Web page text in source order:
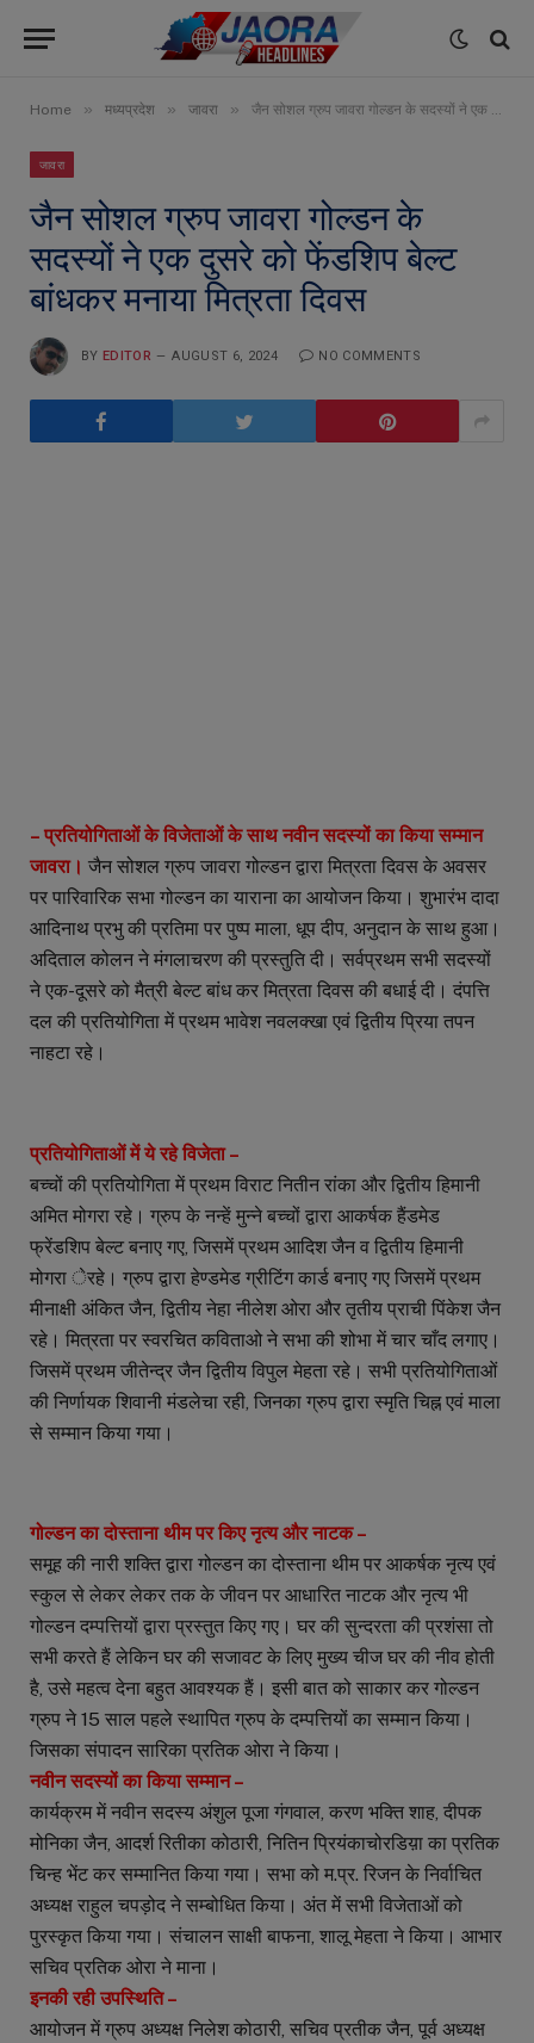
Home » मध्यप्रदेश » जावरा » जैन सोशल ग्रुप जावरा गोल्डन के सदस्यों ने एक दुसरे को फेंडशिप बेल्ट बांधकर मनाया मित्रता दिवस
जावरा
जैन सोशल ग्रुप जावरा गोल्डन के
सदस्यों ने एक दुसरे को फेंडशिप बेल्ट
बांधकर मनाया मित्रता दिवस
BY EDITOR AUGUST 6, 2024 NO COMMENTS
– प्रतियोगिताओं के विजेताओं के साथ नवीन सदस्यों का किया सम्मान
जावरा। जैन सोशल ग्रुप जावरा गोल्डन द्वारा मित्रता दिवस के अवसर
पर पारिवारिक सभा गोल्डन का याराना का आयोजन किया। शुभारंभ दादा
आदिनाथ प्रभु की प्रतिमा पर पुष्प माला, धूप दीप, अनुदान के साथ हुआ।
अदिताल कोलन ने मंगलाचरण की प्रस्तुति दी। सर्वप्रथम सभी सदस्यों
ने एक-दूसरे को मैत्री बेल्ट बांध कर मित्रता दिवस की बधाई दी। दंपत्ति
दल की प्रतियोगिता में प्रथम भावेश नवलक्खा एवं द्वितीय प्रिया तपन
नाहटा रहे।
प्रतियोगिताओं में ये रहे विजेता –
बच्चों की प्रतियोगिता में प्रथम विराट नितीन रांका और द्वितीय हिमानी
अमित मोगरा रहे। ग्रुप के नन्हें मुन्ने बच्चों द्वारा आकर्षक हैंडमेड
फ्रेंडशिप बेल्ट बनाए गए, जिसमें प्रथम आदिश जैन व द्वितीय हिमानी
मोगरा ेरहे। ग्रुप द्वारा हेण्डमेड ग्रीटिंग कार्ड बनाए गए जिसमें प्रथम
मीनाक्षी अंकित जैन, द्वितीय नेहा नीलेश ओरा और तृतीय प्राची पिंकेश जैन
रहे। मित्रता पर स्वरचित कविताओ ने सभा की शोभा में चार चाँद लगाए।
जिसमें प्रथम जीतेन्द्र जैन द्वितीय विपुल मेहता रहे। सभी प्रतियोगिताओं
की निर्णायक शिवानी मंडलेचा रही, जिनका ग्रुप द्वारा स्मृति चिह्न एवं माला
से सम्मान किया गया।
गोल्डन का दोस्ताना थीम पर किए नृत्य और नाटक –
समूह की नारी शक्ति द्वारा गोल्डन का दोस्ताना थीम पर आकर्षक नृत्य एवं
स्कुल से लेकर लेकर तक के जीवन पर आधारित नाटक और नृत्य भी
गोल्डन दम्पत्तियों द्वारा प्रस्तुत किए गए। घर की सुन्दरता की प्रशंसा तो
सभी करते हैं लेकिन घर की सजावट के लिए मुख्य चीज घर की नीव होती
है, उसे महत्व देना बहुत आवश्यक हैं। इसी बात को साकार कर गोल्डन
ग्रुप ने 15 साल पहले स्थापित ग्रुप के दम्पत्तियों का सम्मान किया।
जिसका संपादन सारिका प्रतिक ओरा ने किया।
नवीन सदस्यों का किया सम्मान –
कार्यक्रम में नवीन सदस्य अंशुल पूजा गंगवाल, करण भक्ति शाह, दीपक
मोनिका जैन, आदर्श रितीका कोठारी, नितिन प्रियंकाचोरडिय़ा का प्रतिक
चिन्ह भेंट कर सम्मानित किया गया। सभा को म.प्र. रिजन के निर्वाचित
अध्यक्ष राहुल चपड़ोद ने सम्बोधित किया। अंत में सभी विजेताओं को
पुरस्कृत किया गया। संचालन साक्षी बाफना, शालू मेहता ने किया। आभार
सचिव प्रतिक ओरा ने माना।
इनकी रही उपस्थिति –
आयोजन में ग्रुप अध्यक्ष निलेश कोठारी, सचिव प्रतीक जैन, पूर्व अध्यक्ष